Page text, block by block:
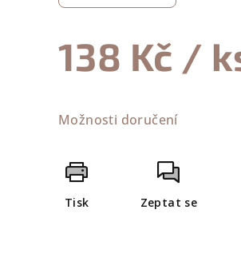
138 Kč /
cena:
Možnosti doručení
Tisk Zeptat se